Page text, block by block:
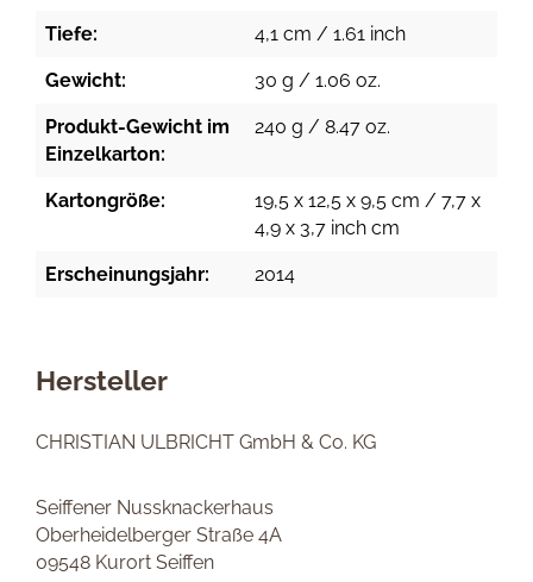
Tiefe: 4,1 cm / 1.61 inch
Gewicht: 30 g / 1.06 oz.
Produkt-Gewicht im
Einzelkarton:
240 g / 8.47 oz.
Kartongröße:
19,5 x 12,5 x 9,5 cm / 7,7 x
4,9 x 3,7 inch cm
Erscheinungsjahr: 2014
Hersteller
CHRISTIAN ULBRICHT GmbH & Co. KG
Seiffener Nussknackerhaus
Oberheidelberger Straße 4A
09548 Kurort Seiffen